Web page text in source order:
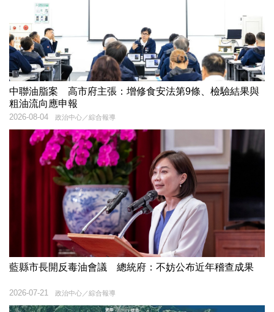
中聯油脂案 高市府主張：增修食安法第9條、檢驗結果與
粗油流向應申報
政治中心／綜合報導
2026-08-04
藍縣市長開反毒油會議 總統府：不妨公布近年稽查成果
政治中心／綜合報導
2026-07-21